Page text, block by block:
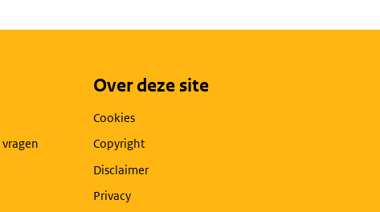
Over deze site
Cookies
Copyright
Disclaimer
Privacy